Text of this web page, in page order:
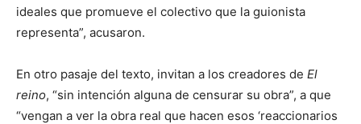
ideales que promueve el colectivo que la guionista
representa”, acusaron.
En otro pasaje del texto, invitan a los creadores de El
reino, “sin intención alguna de censurar su obra”, a que
“vengan a ver la obra real que hacen esos ‘reaccionarios